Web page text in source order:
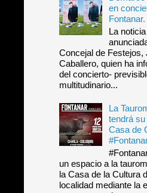
en
Fontanar.
La
Concejal de Festejos,
Caballero, quien ha
del concierto-
multitudinario...
La
tendrá
Casa de
un espacio a la
la Casa de la Cultura
localidad mediante la